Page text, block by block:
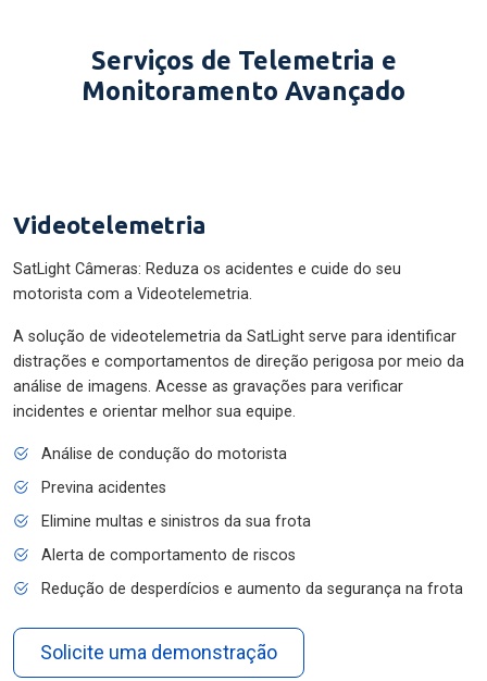
Serviços de Telemetria e
Monitoramento Avançado
Videotelemetria
SatLight Câmeras: Reduza os acidentes e cuide do seu
motorista com a Videotelemetria.
A solução de videotelemetria da SatLight serve para identificar
distrações e comportamentos de direção perigosa por meio da
análise de imagens. Acesse as gravações para verificar
incidentes e orientar melhor sua equipe.
Análise de condução do motorista
Previna acidentes
Elimine multas e sinistros da sua frota
Alerta de comportamento de riscos
Redução de desperdícios e aumento da segurança na frota
Solicite uma demonstração